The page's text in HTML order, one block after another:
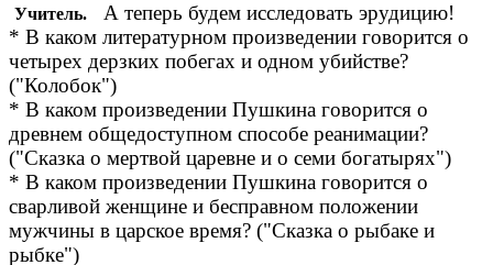
Учитель.
А теперь будем исследовать эрудицию!
* В каком литературном произведении говорится о
четырех дерзких побегах и одном убийстве?
("Колобок")
* В каком произведении Пушкина говорится о
древнем общедоступном способе реанимации?
("Сказка о мертвой царевне и о семи богатырях")
* В каком произведении Пушкина говорится о
сварливой женщине и бесправном положении
мужчины в царское время? ("Сказка о рыбаке и
рыбке")